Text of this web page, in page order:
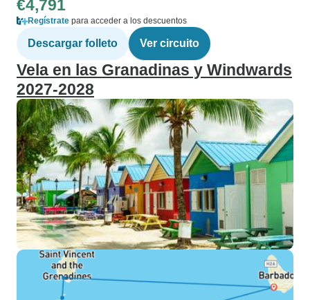
€4,791
Regístrate para acceder a los descuentos
Descargar folleto Ver circuito
Vela en las Granadinas y Windwards
2027-2028